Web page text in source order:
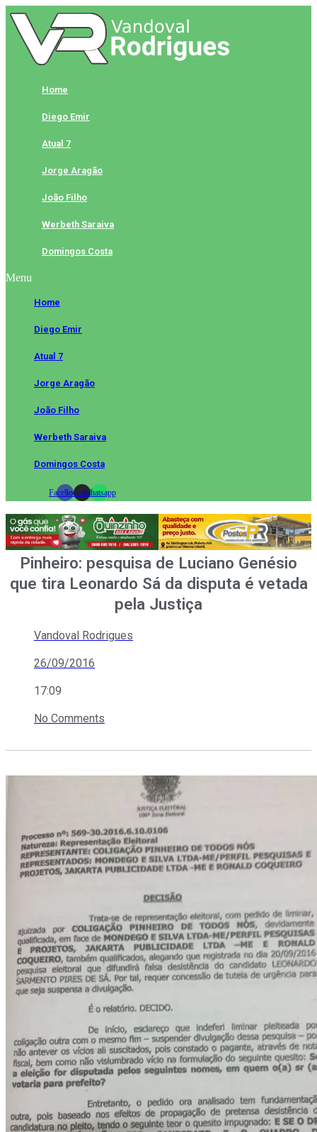
Skip
to
content
Home
Diego Emir
Atual 7
Jorge Aragão
João Filho
Werbeth Saraiva
Domingos Costa
Menu
Home
Diego Emir
Atual 7
Jorge Aragão
João Filho
Werbeth Saraiva
Domingos Costa
FacebookInstagramWhatsapp
Pinheiro: pesquisa de Luciano Genésio
que tira Leonardo Sá da disputa é vetada
pela Justiça
Vandoval Rodrigues
26/09/2016
17:09
No Comments